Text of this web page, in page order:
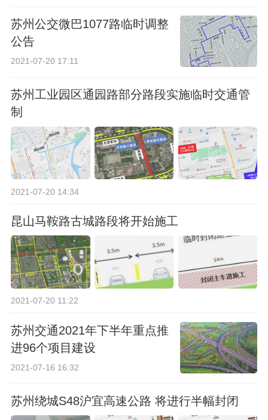
苏州公交微巴1077路临时调整
公告
2021-07-20 17:11
苏州工业园区通园路部分路段实施临时交通管
制
2021-07-20 14:34
昆山马鞍路古城路段将开始施工
2021-07-20 11:22
苏州交通2021年下半年重点推
进96个项目建设
2021-07-16 16:32
苏州绕城S48沪宜高速公路 将进行半幅封闭